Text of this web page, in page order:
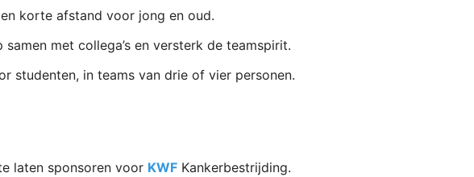
korte afstand voor jong en oud.
samen met collega’s en versterk de teamspirit.
studenten, in teams van drie of vier personen.
laten sponsoren voor KWF Kankerbestrijding.